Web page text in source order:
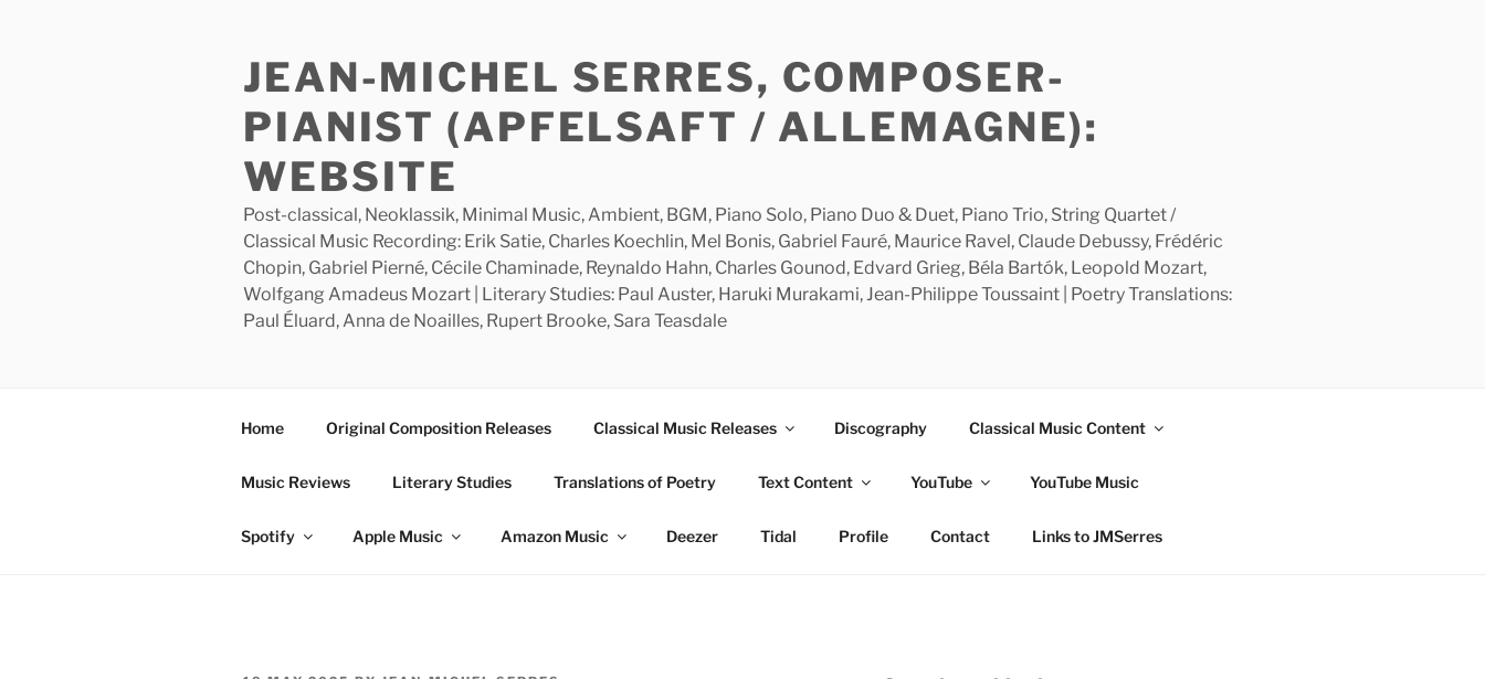
JEAN-MICHEL SERRES, COMPOSER-
PIANIST (APFELSAFT / ALLEMAGNE):
WEBSITE
Post-classical, Neoklassik, Minimal Music, Ambient, BGM, Piano Solo, Piano Duo & Duet, Piano Trio, String Quartet /
Classical Music Recording: Erik Satie, Charles Koechlin, Mel Bonis, Gabriel Fauré, Maurice Ravel, Claude Debussy, Frédéric
Chopin, Gabriel Pierné, Cécile Chaminade, Reynaldo Hahn, Charles Gounod, Edvard Grieg, Béla Bartók, Leopold Mozart,
Wolfgang Amadeus Mozart | Literary Studies: Paul Auster, Haruki Murakami, Jean-Philippe Toussaint | Poetry Translations:
Paul Éluard, Anna de Noailles, Rupert Brooke, Sara Teasdale
Home Original Composition Releases Classical Music Releases Discography Classical Music Content
Music Reviews Literary Studies Translations of Poetry Text Content YouTube YouTube Music
Spotify Apple Music Amazon Music Deezer Tidal Profile Contact Links to JMSerres